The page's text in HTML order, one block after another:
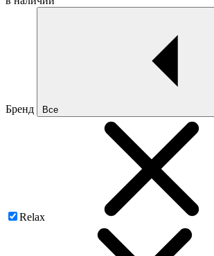
Бренд Все
Relax